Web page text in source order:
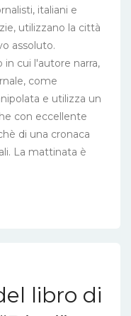
italiani e
utilizzano la città
assoluto.
cui l'autore narra,
come
e utilizza un
con eccellente
di una cronaca
La mattinata è
libro di